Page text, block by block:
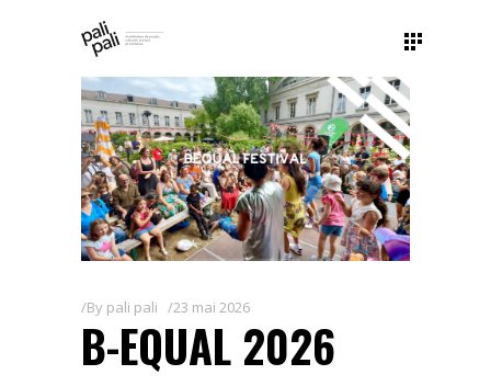
By pali pali 23 mai 2026
B-EQUAL 2026